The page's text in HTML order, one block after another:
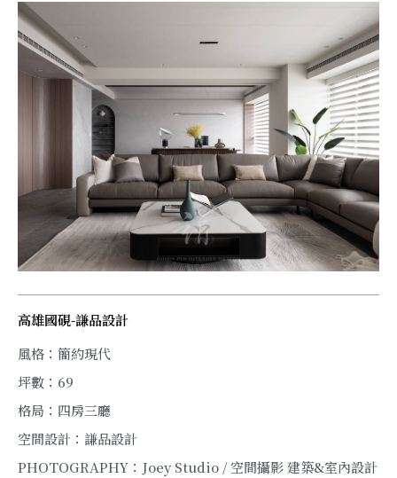
高雄國硯-謙品設計
風格：簡約現代
坪數：69
格局：四房三廳
空間設計：謙品設計
PHOTOGRAPHY：Joey Studio / 空間攝影 建築&室內設計